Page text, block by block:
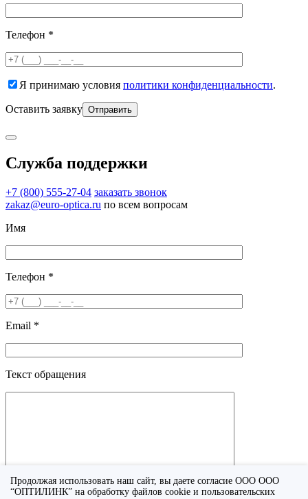
Продолжая использовать наш сайт, вы даете согласие ООО ООО
“ОПТИЛИНК” на обработку файлов cookie и пользовательских
Телефон *
Я принимаю условия политики конфиденциальности.
Оставить заявку
Служба поддержки
+7 (800) 555-27-04 заказать звонок
zakaz@euro-optica.ru по всем вопросам
Имя
Телефон *
Email *
Текст обращения